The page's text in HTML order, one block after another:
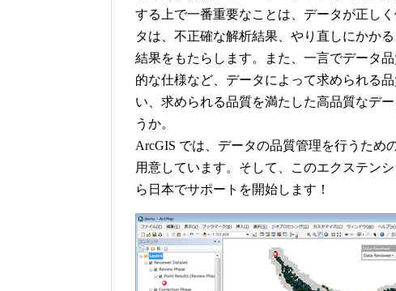
する上で一番重要なことは、データが正し
タは、不正確な解析結果、やり直しにかか
結果をもたらします。また、一言でデータ
的な仕様など、データによって求められる
い、求められる品質を満たした高品質なデ
うか。
ArcGIS では、データの品質管理を行うため
用意しています。そして、このエクステン
ら日本でサポートを開始します！